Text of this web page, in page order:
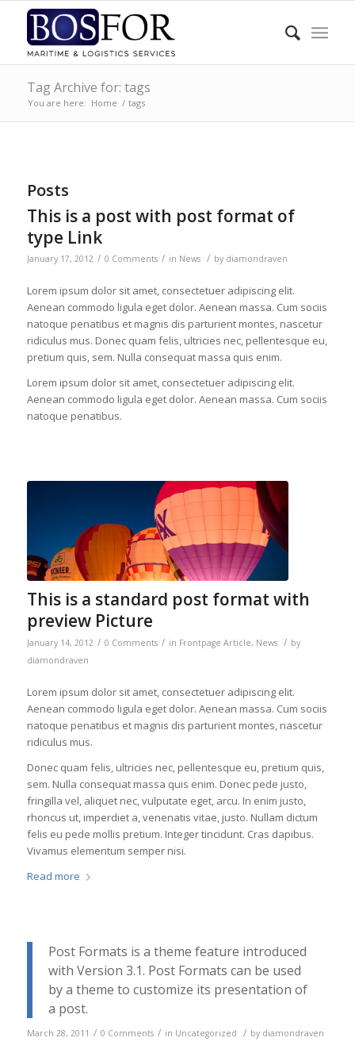
Tag Archive for: tags
You are here: Home / tags
Posts
This is a post with post format of
type Link
January 17, 2012 / 0 Comments / in News / by diamondraven
Lorem ipsum dolor sit amet, consectetuer adipiscing elit.
Aenean commodo ligula eget dolor. Aenean massa. Cum sociis
natoque penatibus et magnis dis parturient montes, nascetur
ridiculus mus. Donec quam felis, ultricies nec, pellentesque eu,
pretium quis, sem. Nulla consequat massa quis enim.
Lorem ipsum dolor sit amet, consectetuer adipiscing elit.
Aenean commodo ligula eget dolor. Aenean massa. Cum sociis
natoque penatibus.
This is a standard post format with
preview Picture
January 14, 2012 / 0 Comments / in Frontpage Article, News / by
diamondraven
Lorem ipsum dolor sit amet, consectetuer adipiscing elit.
Aenean commodo ligula eget dolor. Aenean massa. Cum sociis
natoque penatibus et magnis dis parturient montes, nascetur
ridiculus mus.
Donec quam felis, ultricies nec, pellentesque eu, pretium quis,
sem. Nulla consequat massa quis enim. Donec pede justo,
fringilla vel, aliquet nec, vulputate eget, arcu. In enim justo,
rhoncus ut, imperdiet a, venenatis vitae, justo. Nullam dictum
felis eu pede mollis pretium. Integer tincidunt. Cras dapibus.
Vivamus elementum semper nisi.
Read more
Post Formats is a theme feature introduced
with Version 3.1. Post Formats can be used
by a theme to customize its presentation of
a post.
March 28, 2011 / 0 Comments / in Uncategorized / by diamondraven